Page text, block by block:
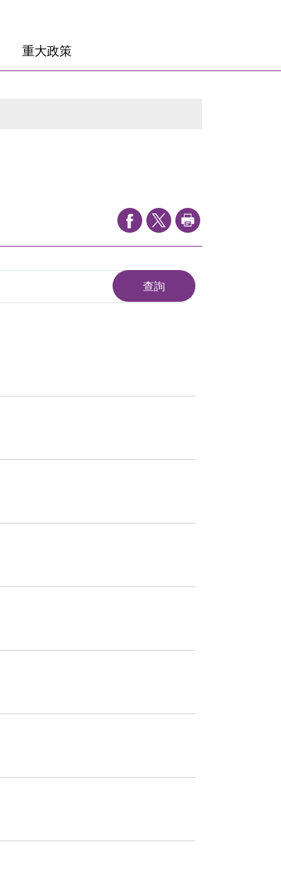
重大政策
查詢